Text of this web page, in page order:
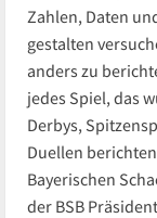
Zahlen, Daten
gestalten
anders zu
jedes Spiel, das
Derbys,
Duellen
Bayerischen
der BSB